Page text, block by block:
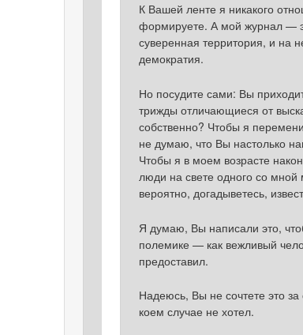
К Вашей ленте я никакого
формируете. А мой журнал —
суверенная территория, и на
демократия.
Но посудите сами: Вы
трижды отличающиеся от
собственно? Чтобы я
не думаю, что Вы настолько
Чтобы я в моем возрасте
люди на свете одного со
вероятно, догадыветесь,
Я думаю, Вы написали это,
полемике — как вежливый
предоставил.
Надеюсь, Вы не сочтете это
коем случае не хотел.